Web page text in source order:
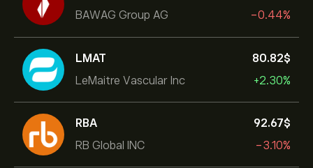
BAWAG Group AG
-0.44%
LMAT
LeMaitre Vascular Inc
80.82‎$‎
+2.30%
RBA
RB Global INC
92.67‎$‎
-3.10%